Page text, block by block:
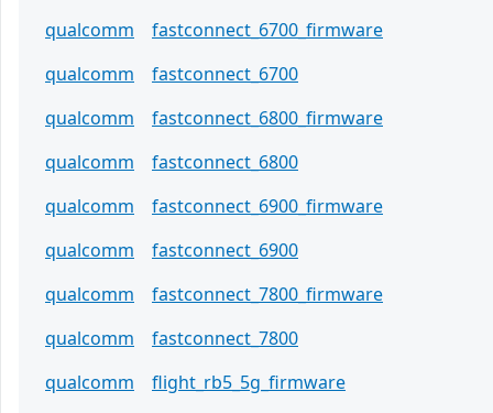
qualcomm
fastconnect_6700_firmware
qualcomm
fastconnect_6700
qualcomm
fastconnect_6800_firmware
qualcomm
fastconnect_6800
qualcomm
fastconnect_6900_firmware
qualcomm
fastconnect_6900
qualcomm
fastconnect_7800_firmware
qualcomm
fastconnect_7800
qualcomm
flight_rb5_5g_firmware